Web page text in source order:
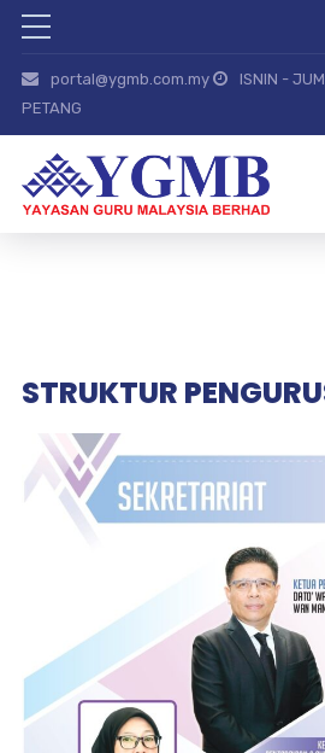
portal@ygmb.com.my
ISNIN -
PETANG
STRUKTUR